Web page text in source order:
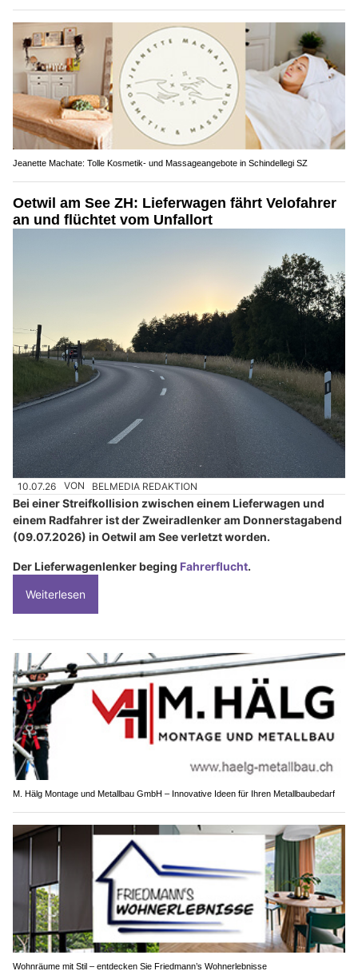
Jeanette Machate: Tolle Kosmetik- und Massageangebote in Schindellegi SZ
Oetwil am See ZH: Lieferwagen fährt Velofahrer
an und flüchtet vom Unfallort
10.07.26 VON BELMEDIA REDAKTION
Bei einer Streifkollision zwischen einem Lieferwagen und
einem Radfahrer ist der Zweiradlenker am Donnerstagabend
(09.07.2026) in Oetwil am See verletzt worden.
Der Lieferwagenlenker beging Fahrerflucht.
Weiterlesen
M. Hälg Montage und Metallbau GmbH – Innovative Ideen für Ihren Metallbaubedarf
Wohnräume mit Stil – entdecken Sie Friedmann’s Wohnerlebnisse